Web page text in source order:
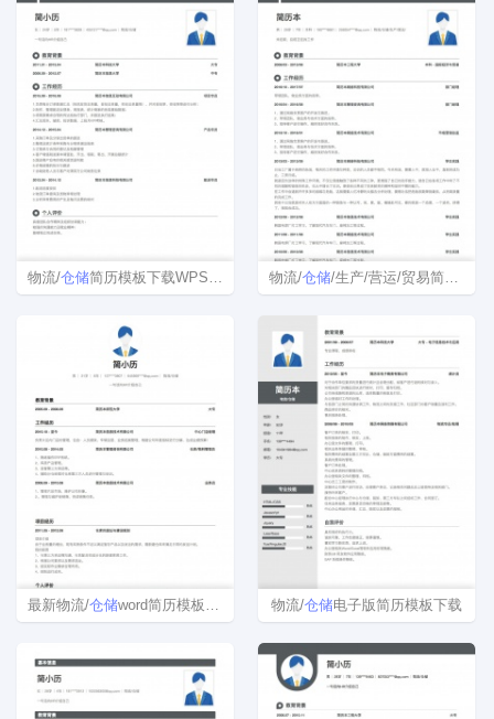
物流/仓储简历模板下载WPS格式 物流/仓储/生产/营运/贸易简历模板
最新物流/仓储word简历模板范文 物流/仓储电子版简历模板下载